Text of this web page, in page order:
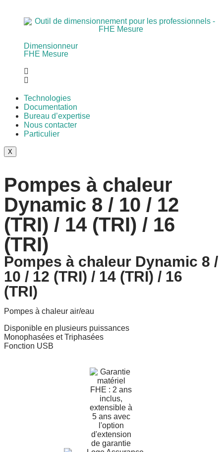
Dimensionneur
FHE Mesure
Technologies
Documentation
Bureau d’expertise
Nous contacter
Particulier
X
Pompes à chaleur
Dynamic 8 / 10 / 12
(TRI) / 14 (TRI) / 16
(TRI)
Pompes à chaleur Dynamic 8 /
10 / 12 (TRI) / 14 (TRI) / 16
(TRI)
Pompes à chaleur air/eau
Disponible en plusieurs puissances
Monophasées et Triphasées
Fonction USB